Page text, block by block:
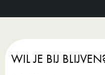
WIL JE BIJ